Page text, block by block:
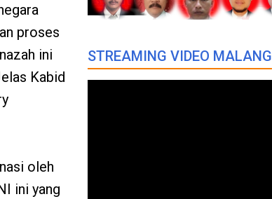
proses
ini
Kabid
oleh
ini yang
STREAMING VIDEO MALANG